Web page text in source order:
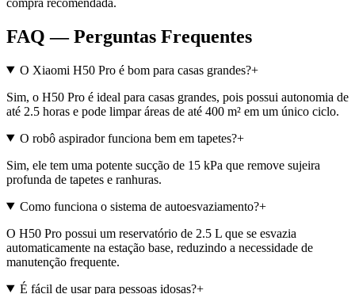
FAQ — Perguntas Frequentes
O Xiaomi H50 Pro é bom para casas grandes?+
Sim, o H50 Pro é ideal para casas grandes, pois possui autonomia de
até 2.5 horas e pode limpar áreas de até 400 m² em um único ciclo.
O robô aspirador funciona bem em tapetes?+
Sim, ele tem uma potente sucção de 15 kPa que remove sujeira
profunda de tapetes e ranhuras.
Como funciona o sistema de autoesvaziamento?+
O H50 Pro possui um reservatório de 2.5 L que se esvazia
automaticamente na estação base, reduzindo a necessidade de
manutenção frequente.
É fácil de usar para pessoas idosas?+